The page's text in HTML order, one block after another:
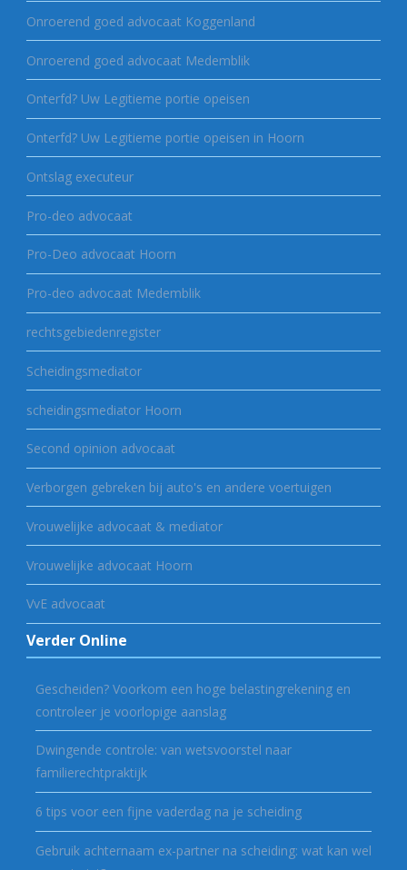
Onroerend goed advocaat Koggenland
Onroerend goed advocaat Medemblik
Onterfd? Uw Legitieme portie opeisen
Onterfd? Uw Legitieme portie opeisen in Hoorn
Ontslag executeur
Pro-deo advocaat
Pro-Deo advocaat Hoorn
Pro-deo advocaat Medemblik
rechtsgebiedenregister
Scheidingsmediator
scheidingsmediator Hoorn
Second opinion advocaat
Verborgen gebreken bij auto's en andere voertuigen
Vrouwelijke advocaat & mediator
Vrouwelijke advocaat Hoorn
VvE advocaat
Verder Online
Gescheiden? Voorkom een hoge belastingrekening en
controleer je voorlopige aanslag
Dwingende controle: van wetsvoorstel naar
familierechtpraktijk
6 tips voor een fijne vaderdag na je scheiding
Gebruik achternaam ex-partner na scheiding: wat kan wel